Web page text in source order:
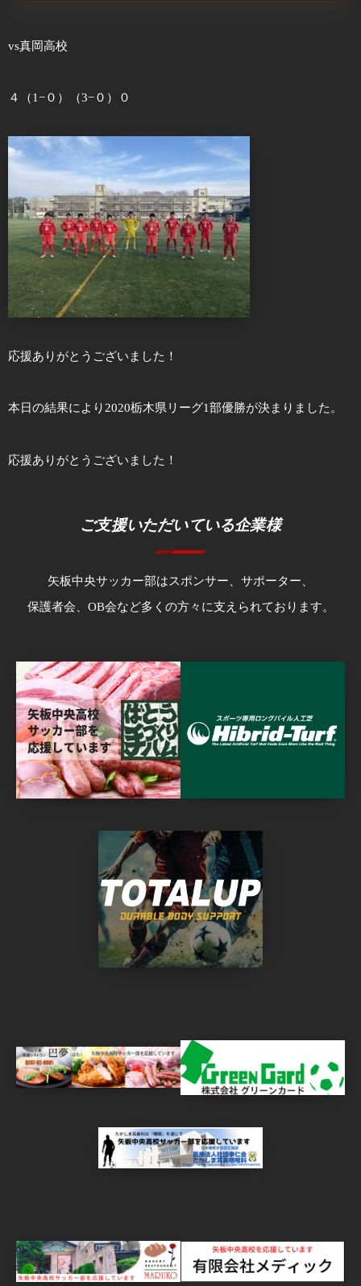
vs真岡高校
４（1−０）（3−０）０
応援ありがとうございました！
本日の結果により2020栃木県リーグ1部優勝が決まりました。
応援ありがとうございました！
ご支援いただいている企業様
矢板中央サッカー部はスポンサー、サポーター、
保護者会、OB会など多くの方々に支えられております。